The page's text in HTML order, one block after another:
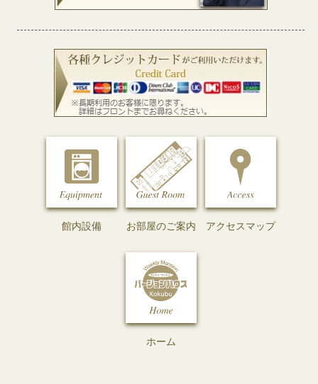
館内設備 お部屋のご案内 アクセスマップ
ホーム